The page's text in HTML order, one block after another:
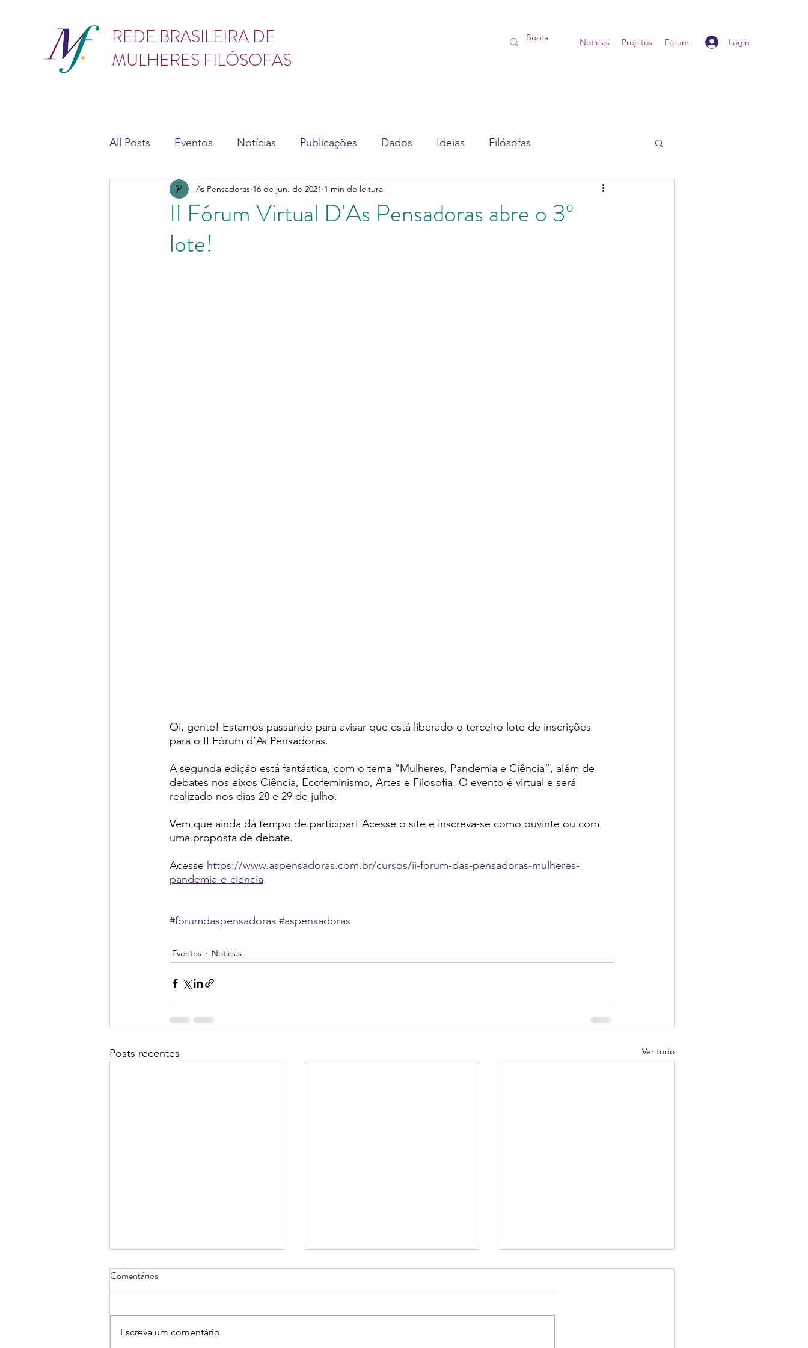
REDE BRASILEIRA DE
MULHERES FILÓSOFAS
Login
Home Notícias Projetos Fórum
All Posts Eventos Notícias Publicações Dados Ideias Filósofas
Teses e dissertações Assédio Vídeos Lives
II Fórum Virtual D'As Pensadoras abre o 3º
lote!
As Pensadoras 16 de jun. de 2021 1 min de leitura
Oi, gente! Estamos passando para avisar que está liberado o terceiro lote de inscrições
para o II Fórum d’As Pensadoras.
A segunda edição está fantástica, com o tema “Mulheres, Pandemia e Ciência”, além de
debates nos eixos Ciência, Ecofeminismo, Artes e Filosofia. O evento é virtual e será
realizado nos dias 28 e 29 de julho.
Vem que ainda dá tempo de participar! Acesse o site e inscreva-se como ouvinte ou com
uma proposta de debate.
Acesse https://www.aspensadoras.com.br/cursos/ii-forum-das-pensadoras-mulheres-
pandemia-e-ciencia
#forumdaspensadoras #aspensadoras
Eventos Notícias
Posts recentes Ver tudo
Comentários
Escreva um comentário